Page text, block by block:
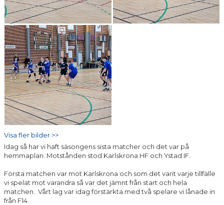
Visa fler bilder >>
Idag så har vi haft säsongens sista matcher och det var på
hemmaplan. Motstånden stod Karlskrona HF och Ystad IF.
Första matchen var mot Karlskrona och som det varit varje tillfälle
vi spelat mot varandra så var det jämnt från start och hela
matchen. Vårt lag var idag förstärkta med två spelare vi lånade in
från F14.